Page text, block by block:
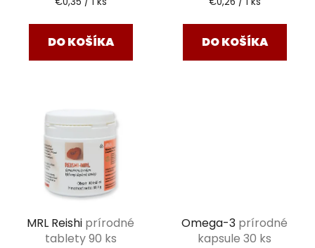
DO KOŠÍKA DO KOŠÍKA
MRL Reishi prírodné
tablety 90 ks
Omega-3 prírodné
kapsule 30 ks